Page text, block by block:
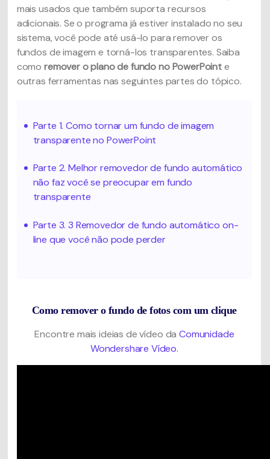
mais usados que também suporta recursos
adicionais. Se o programa já estiver instalado no seu
sistema, você pode até usá-lo para remover os
fundos de imagem e torná-los transparentes. Saiba
como remover o plano de fundo no PowerPointe
outras ferramentas nas seguintes partes do tópico.
Parte 1. Como tornar um fundo de imagem
transparente no PowerPoint
Parte 2. Melhor removedor de fundo automático
não faz você se preocupar em fundo
transparente
Parte 3. 3 Removedor de fundo automático on-
line que você não pode perder
Como remover o fundo de fotos com um clique
Encontre mais ideias de vídeo da Comunidade
Wondershare Vídeo.